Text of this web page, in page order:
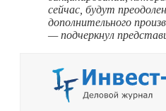
сейчас, будут
дополнительного
— подчеркнул